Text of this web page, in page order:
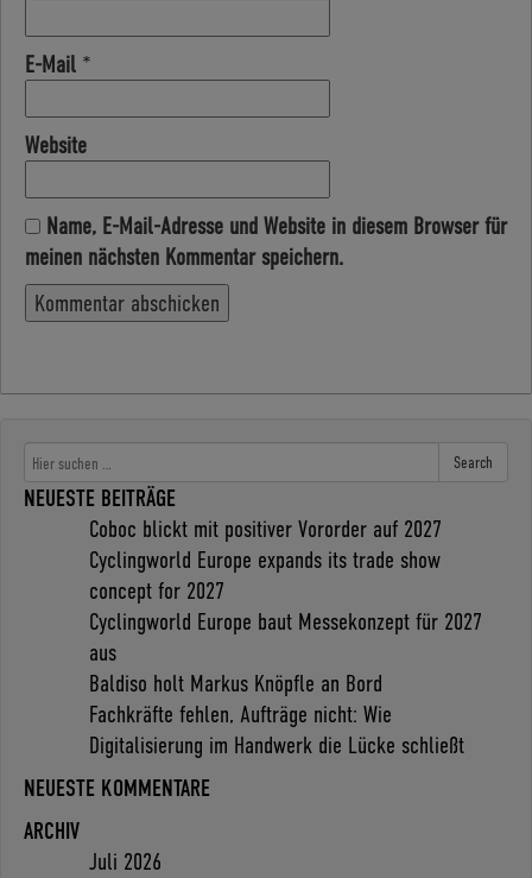
E-Mail *
Website
Name, E-Mail-Adresse und Website in diesem Browser für
meinen nächsten Kommentar speichern.
Search
NEUESTE BEITRÄGE
Coboc blickt mit positiver Vororder auf 2027
Cyclingworld Europe expands its trade show
concept for 2027
Cyclingworld Europe baut Messekonzept für 2027
aus
Baldiso holt Markus Knöpfle an Bord
Fachkräfte fehlen, Aufträge nicht: Wie
Digitalisierung im Handwerk die Lücke schließt
NEUESTE KOMMENTARE
ARCHIV
Juli 2026